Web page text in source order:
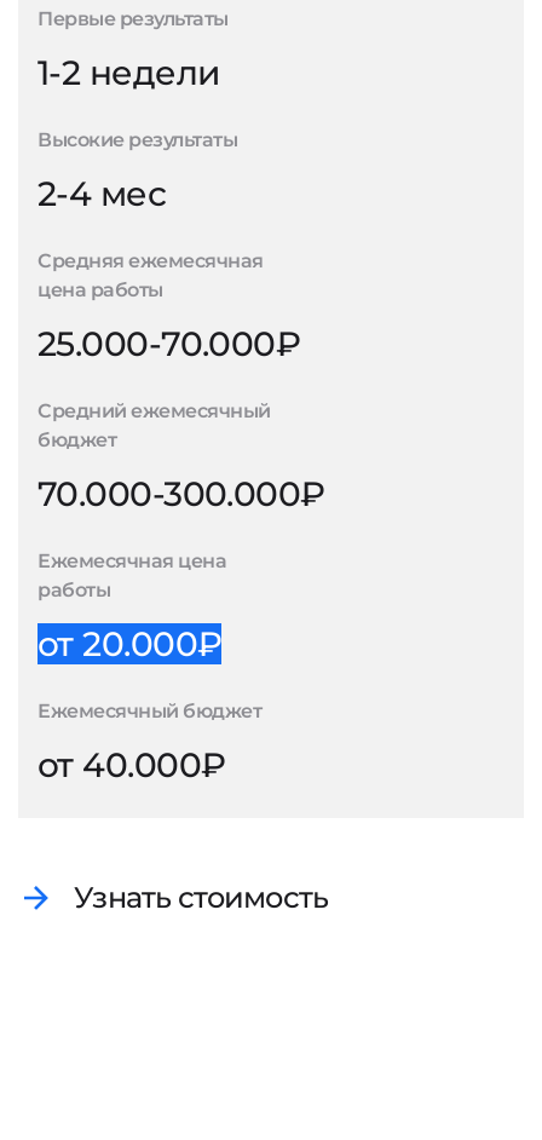
Первые результаты
1-2 недели
Высокие результаты
2-4 мес
Средняя ежемесячная
цена работы
25.000-70.000₽
Средний ежемесячный
бюджет
70.000-300.000₽
Ежемесячная цена
работы
от 20.000₽
Ежемесячный бюджет
от 40.000₽
Узнать стоимость